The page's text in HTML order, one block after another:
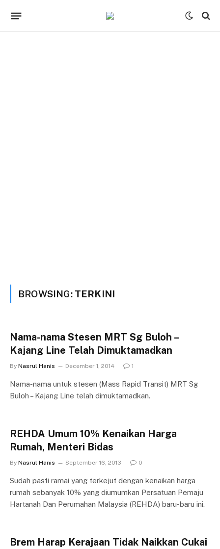
BROWSING: TERKINI
Nama-nama Stesen MRT Sg Buloh –
Kajang Line Telah Dimuktamadkan
By Nasrul Hanis December 1, 2014 1
Nama-nama untuk stesen (Mass Rapid Transit) MRT Sg
Buloh – Kajang Line telah dimuktamadkan.
REHDA Umum 10% Kenaikan Harga
Rumah, Menteri Bidas
By Nasrul Hanis September 16, 2013 0
Sudah pasti ramai yang terkejut dengan kenaikan harga
rumah sebanyak 10% yang diumumkan Persatuan Pemaju
Hartanah Dan Perumahan Malaysia (REHDA) baru-baru ini.
Brem Harap Kerajaan Tidak Naikkan Cukai